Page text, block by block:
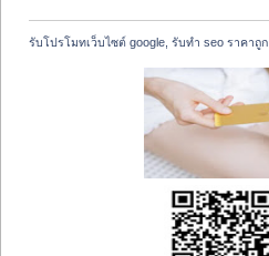
รับโปรโมทเว็บไซต์ google, รับทำ seo ราคาถูก